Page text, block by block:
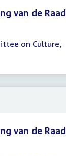
van de Raad
on Culture,
van de Raad